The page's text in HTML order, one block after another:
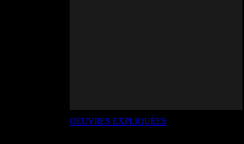
OEUVRES EXPLIQUÉES